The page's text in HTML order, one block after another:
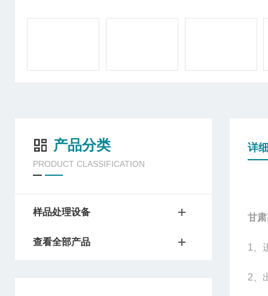
产品分类
PRODUCT CLASSIFICATION
样品处理设备
查看全部产品
详
甘
1
2